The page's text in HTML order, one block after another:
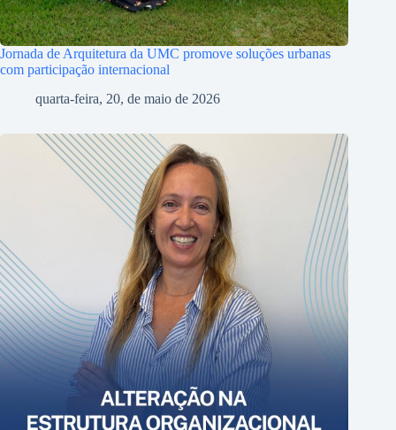
Jornada de Arquitetura da UMC promove soluções urbanas
com participação internacional
quarta-feira, 20, de maio de 2026